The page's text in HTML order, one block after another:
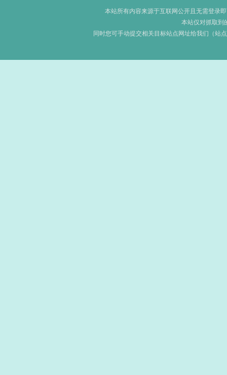
老婆真香。...
画面正实时直播着，数万双眼睛盯着她。我怎
么感觉主播角色卡拿反了？她不是受害者亲属
吗？怎么帮凶手掩盖罪行？先别管这些有的没
本站所有内容来源于互联网公开且无需登录
本站仅对抓取到
同时您可手动提交相关目标站点网址给我们（站